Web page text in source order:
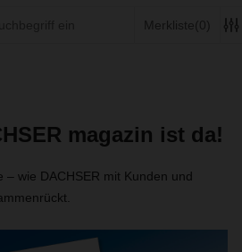
Merkliste(0)
magazin ist da!
– wie DACHSER mit Kunden und